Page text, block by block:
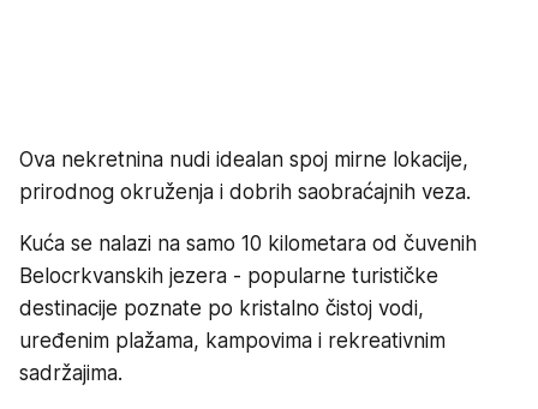
Ova nekretnina nudi idealan spoj mirne lokacije,
prirodnog okruženja i dobrih saobraćajnih veza.
Kuća se nalazi na samo 10 kilometara od čuvenih
Belocrkvanskih jezera - popularne turističke
destinacije poznate po kristalno čistoj vodi,
uređenim plažama, kampovima i rekreativnim
sadržajima.